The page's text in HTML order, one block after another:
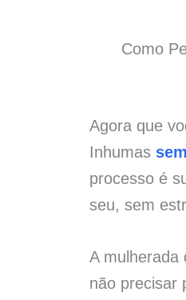
Como
Agora que
Inhumas
processo é
seu, sem
A mulherada
não precisar